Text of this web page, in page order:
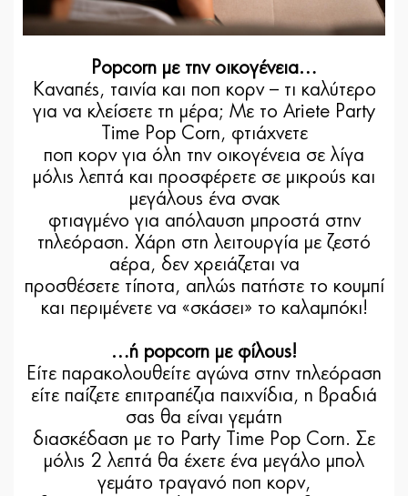
Popcorn με την οικογένεια…
Καναπές, ταινία και ποπ κορν – τι καλύτερο
για να κλείσετε τη μέρα; Με το Ariete Party
Time Pop Corn, φτιάχνετε
ποπ κορν για όλη την οικογένεια σε λίγα
μόλις λεπτά και προσφέρετε σε μικρούς και
μεγάλους ένα σνακ
φτιαγμένο για απόλαυση μπροστά στην
τηλεόραση. Χάρη στη λειτουργία με ζεστό
αέρα, δεν χρειάζεται να
προσθέσετε τίποτα, απλώς πατήστε το κουμπί
και περιμένετε να «σκάσει» το καλαμπόκι!
…ή popcorn με φίλους!
Είτε παρακολουθείτε αγώνα στην τηλεόραση
είτε παίζετε επιτραπέζια παιχνίδια, η βραδιά
σας θα είναι γεμάτη
διασκέδαση με το Party Time Pop Corn. Σε
μόλις 2 λεπτά θα έχετε ένα μεγάλο μπολ
γεμάτο τραγανό ποπ κορν,